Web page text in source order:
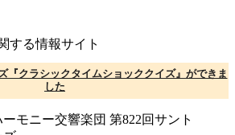
する情報サイト
『クラシックタイムショッククイズ』ができま
した